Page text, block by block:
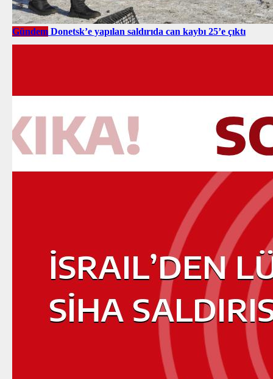
Gündem Donetsk’e yapılan saldırıda can kaybı 25’e çıktı